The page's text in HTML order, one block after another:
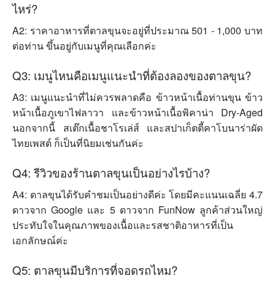
ไหร่?
A2: ราคาอาหารที่ตาลขุนจะอยู่ที่ประมาณ 501 - 1,000 บาท
ต่อท่าน ขึ้นอยู่กับเมนูที่คุณเลือกค่ะ
Q3: เมนูไหนคือเมนูแนะนำที่ต้องลองของตาลขุน?
A3: เมนูแนะนำที่ไม่ควรพลาดคือ ข้าวหน้าเนื้อท่านขุน ข้าว
หน้าเนื้อภูเขาไฟลาวา และข้าวหน้าเนื้อพิคาน่า Dry-Aged
นอกจากนี้ สเต๊กเนื้อชาโรเล่ส์ และสปาเก็ตตี้คาโบนาร่าผัด
ไทยเพสต์ ก็เป็นที่นิยมเช่นกันค่ะ
Q4: รีวิวของร้านตาลขุนเป็นอย่างไรบ้าง?
A4: ตาลขุนได้รับคำชมเป็นอย่างดีค่ะ โดยมีคะแนนเฉลี่ย 4.7
ดาวจาก Google และ 5 ดาวจาก FunNow ลูกค้าส่วนใหญ่
ประทับใจในคุณภาพของเนื้อและรสชาติอาหารที่เป็น
เอกลักษณ์ค่ะ
Q5: ตาลขุนมีบริการที่จอดรถไหม?